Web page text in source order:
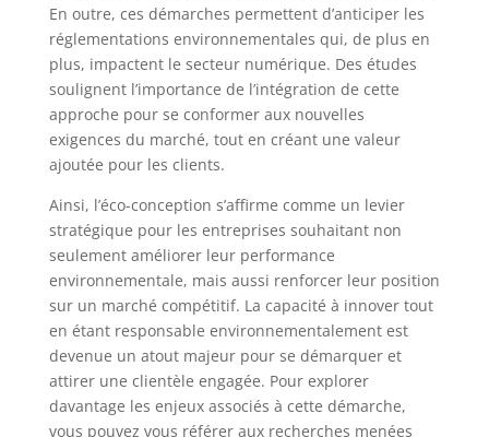
En outre, ces démarches permettent d’anticiper les
réglementations environnementales qui, de plus en
plus, impactent le secteur numérique. Des études
soulignent l’importance de l’intégration de cette
approche pour se conformer aux nouvelles
exigences du marché, tout en créant une valeur
ajoutée pour les clients.
Ainsi, l’éco-conception s’affirme comme un levier
stratégique pour les entreprises souhaitant non
seulement améliorer leur performance
environnementale, mais aussi renforcer leur position
sur un marché compétitif. La capacité à innover tout
en étant responsable environnementalement est
devenue un atout majeur pour se démarquer et
attirer une clientèle engagée. Pour explorer
davantage les enjeux associés à cette démarche,
vous pouvez vous référer aux recherches menées